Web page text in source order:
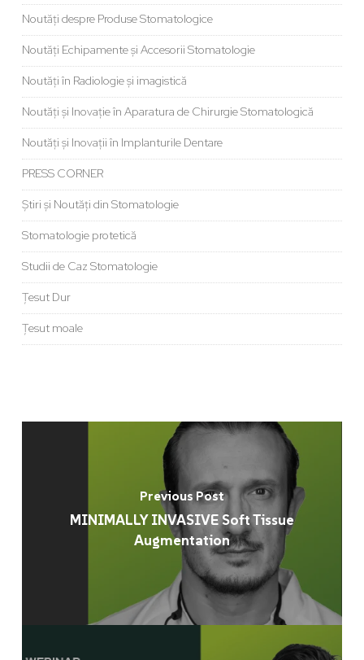
Noutăți despre Produse Stomatologice
Noutăți Echipamente și Accesorii Stomatologie
Noutăți în Radiologie și imagistică
Noutăți și Inovație în Aparatura de Chirurgie Stomatologică
Noutăți și Inovații în Implanturile Dentare
PRESS CORNER
Știri și Noutăți din Stomatologie
Stomatologie protetică
Studii de Caz Stomatologie
Țesut Dur
Țesut moale
Previous Post
MINIMALLY INVASIVE Soft Tissue
Augmentation